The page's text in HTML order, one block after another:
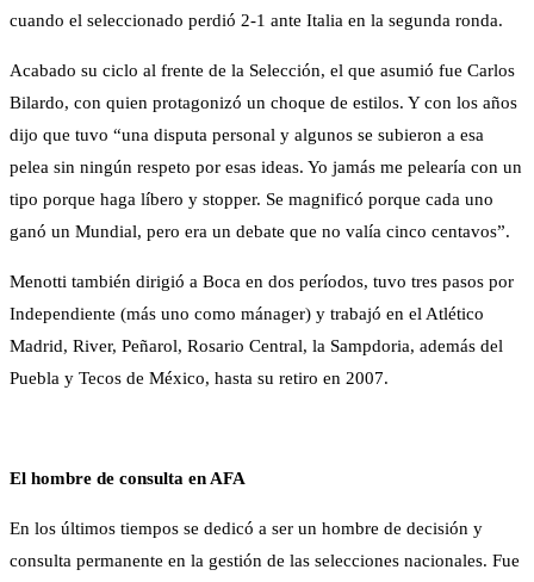
cuando el seleccionado perdió 2-1 ante Italia en la segunda ronda.
Acabado su ciclo al frente de la Selección, el que asumió fue Carlos
Bilardo, con quien protagonizó un choque de estilos. Y con los años
dijo que tuvo “una disputa personal y algunos se subieron a esa
pelea sin ningún respeto por esas ideas. Yo jamás me pelearía con un
tipo porque haga líbero y stopper. Se magnificó porque cada uno
ganó un Mundial, pero era un debate que no valía cinco centavos”.
Menotti también dirigió a Boca en dos períodos, tuvo tres pasos por
Independiente (más uno como mánager) y trabajó en el Atlético
Madrid, River, Peñarol, Rosario Central, la Sampdoria, además del
Puebla y Tecos de México, hasta su retiro en 2007.
El hombre de consulta en AFA
En los últimos tiempos se dedicó a ser un hombre de decisión y
consulta permanente en la gestión de las selecciones nacionales. Fue